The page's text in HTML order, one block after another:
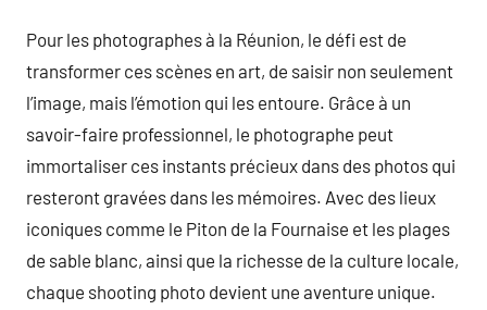
Pour les photographes à la Réunion, le défi est de
transformer ces scènes en art, de saisir non seulement
l’image, mais l’émotion qui les entoure. Grâce à un
savoir-faire professionnel, le photographe peut
immortaliser ces instants précieux dans des photos qui
resteront gravées dans les mémoires. Avec des lieux
iconiques comme le Piton de la Fournaise et les plages
de sable blanc, ainsi que la richesse de la culture locale,
chaque shooting photo devient une aventure unique.